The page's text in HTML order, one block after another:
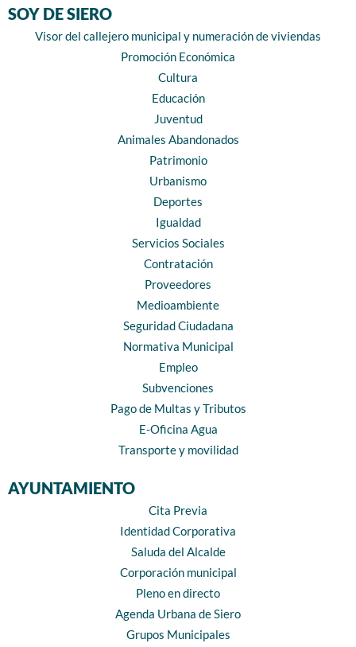
SOY DE SIERO
Visor del callejero municipal y numeración de viviendas
Promoción Económica
Cultura
Educación
Juventud
Animales Abandonados
Patrimonio
Urbanismo
Deportes
Igualdad
Servicios Sociales
Contratación
Proveedores
Medioambiente
Seguridad Ciudadana
Normativa Municipal
Empleo
Subvenciones
Pago de Multas y Tributos
E-Oficina Agua
Transporte y movilidad
AYUNTAMIENTO
Cita Previa
Identidad Corporativa
Saluda del Alcalde
Corporación municipal
Pleno en directo
Agenda Urbana de Siero
Grupos Municipales